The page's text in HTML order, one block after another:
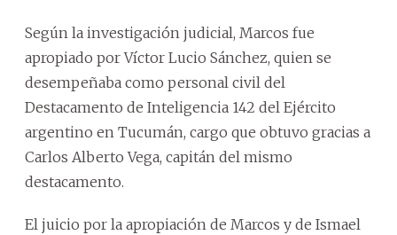
Según la investigación judicial, Marcos fue
apropiado por Víctor Lucio Sánchez, quien se
desempeñaba como personal civil del
Destacamento de Inteligencia 142 del Ejército
argentino en Tucumán, cargo que obtuvo gracias a
Carlos Alberto Vega, capitán del mismo
destacamento.
El juicio por la apropiación de Marcos y de Ismael